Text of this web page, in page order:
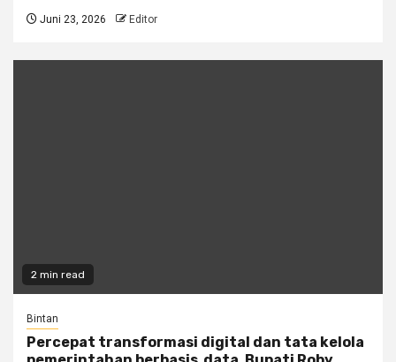
Juni 23, 2026 Editor
2 min read
Bintan
Percepat transformasi digital dan tata kelola